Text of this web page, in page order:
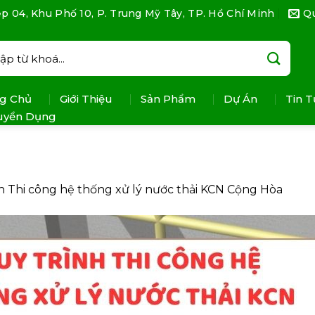
04, Khu Phố 10, P. Trung Mỹ Tây, TP. Hồ Chí Minh
Chủ Giới Thiệu Sản Phẩm Dự Án
Tin
Dụng
Thi công hệ thống xử lý nước thải KCN Cộng Hòa